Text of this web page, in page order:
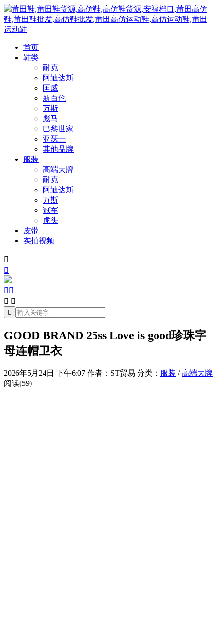
莆田鞋,莆田鞋货源,高仿鞋,高仿鞋货源,安福档口,莆田高仿
鞋,莆田鞋批发,高仿鞋批发,莆田高仿运动鞋,高仿运动鞋,莆田
运动鞋
首页
鞋类
耐克
阿迪达斯
匡威
新百伦
万斯
彪马
巴黎世家
亚瑟士
其他品牌
服装
高端大牌
耐克
阿迪达斯
万斯
冠军
虎头
皮带
实拍视频


 
 

GOOD BRAND 25ss Love is good珍珠字
母连帽卫衣
2026年5月24日 下午6:07 作者：ST贸易 分类： 服装 /高端大牌
阅读(59)